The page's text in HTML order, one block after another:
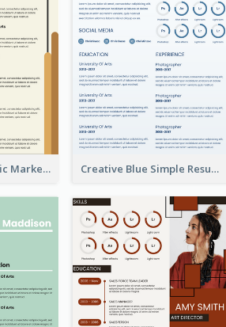
Orange Infographic Market Analyst Resume Creative Blue Simple Resume